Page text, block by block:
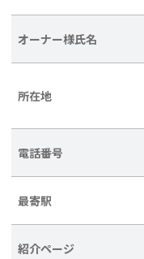
オーナー様氏名
所在地
電話番号
最寄駅
紹介ページ